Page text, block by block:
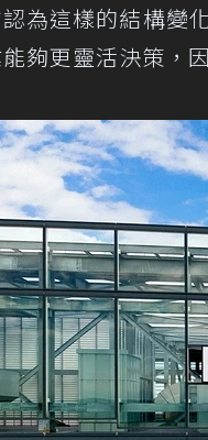
為這樣的結構變
夠更靈活決策，